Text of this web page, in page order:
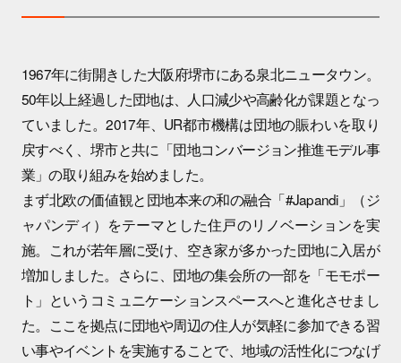
1967年に街開きした大阪府堺市にある泉北ニュータウン。
50年以上経過した団地は、人口減少や高齢化が課題となっ
ていました。2017年、UR都市機構は団地の賑わいを取り
戻すべく、堺市と共に「団地コンバージョン推進モデル事
業」の取り組みを始めました。
まず北欧の価値観と団地本来の和の融合「#Japandi」（ジ
ャパンディ）をテーマとした住戸のリノベーションを実
施。これが若年層に受け、空き家が多かった団地に入居が
増加しました。さらに、団地の集会所の一部を「モモポー
ト」というコミュニケーションスペースへと進化させまし
た。ここを拠点に団地や周辺の住人が気軽に参加できる習
い事やイベントを実施することで、地域の活性化につなげ